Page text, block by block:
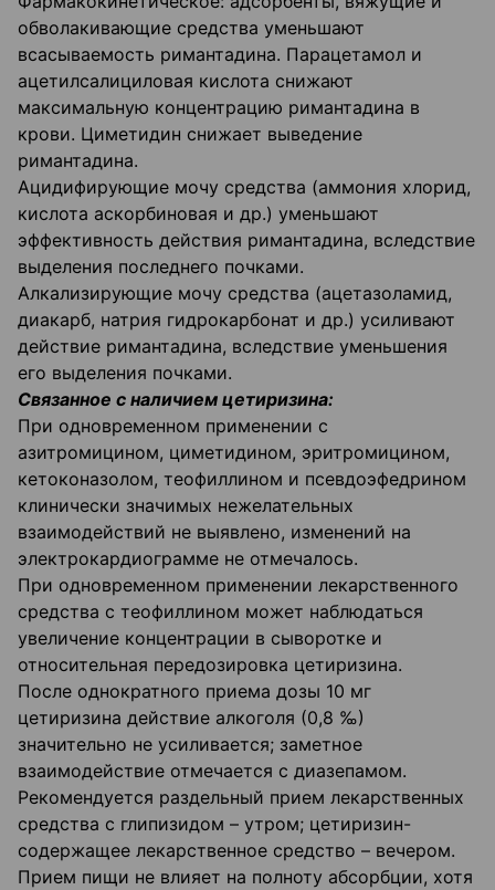
обволакивающие средства уменьшают
всасываемость римантадина. Парацетамол и
ацетилсалициловая кислота снижают
максимальную концентрацию римантадина в
крови. Циметидин снижает выведение
римантадина.
Ацидифирующие мочу средства (аммония хлорид,
кислота аскорбиновая и др.) уменьшают
эффективность действия римантадина, вследствие
выделения последнего почками.
Алкализирующие мочу средства (ацетазоламид,
диакарб, натрия гидрокарбонат и др.) усиливают
действие римантадина, вследствие уменьшения
его выделения почками.
Связанное с наличием цетиризина:
При одновременном применении с
азитромицином, циметидином, эритромицином,
кетоконазолом, теофиллином и псевдоэфедрином
клинически значимых нежелательных
взаимодействий не выявлено, изменений на
электрокардиограмме не отмечалось.
При одновременном применении лекарственного
средства с теофиллином может наблюдаться
увеличение концентрации в сыворотке и
относительная передозировка цетиризина.
После однократного приема дозы 10 мг
цетиризина действие алкоголя (0,8 ‰)
значительно не усиливается; заметное
взаимодействие отмечается с диазепамом.
Рекомендуется раздельный прием лекарственных
средства с глипизидом – утром; цетиризин-
содержащее лекарственное средство – вечером.
Прием пищи не влияет на полноту абсорбции, хотя